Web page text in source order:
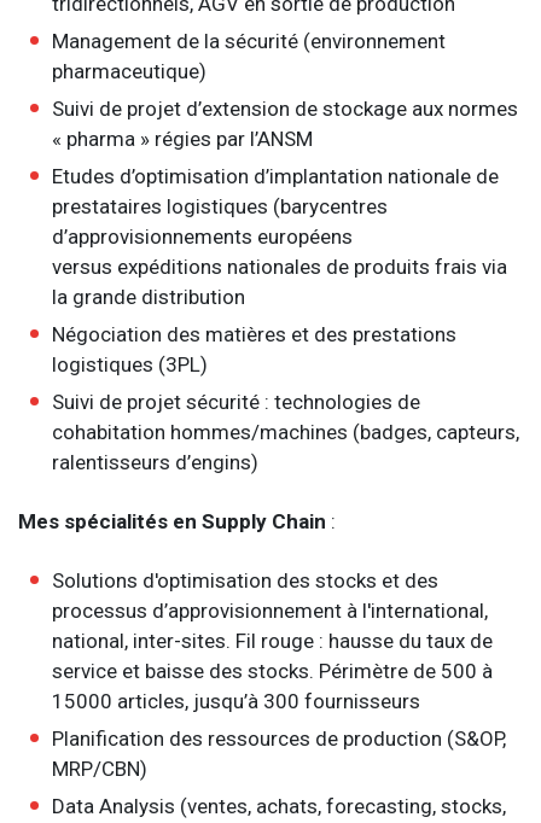
Management de la sécurité (environnement
pharmaceutique)
Suivi de projet d’extension de stockage aux normes
« pharma » régies par l’ANSM
Etudes d’optimisation d’implantation nationale de
prestataires logistiques (barycentres
d’approvisionnements européens
versus expéditions nationales de produits frais via
la grande distribution
Négociation des matières et des prestations
logistiques (3PL)
Suivi de projet sécurité : technologies de
cohabitation hommes/machines (badges, capteurs,
ralentisseurs d’engins)
Mes spécialités en Supply Chain :
Solutions d'optimisation des stocks et des
processus d’approvisionnement à l'international,
national, inter-sites. Fil rouge : hausse du taux de
service et baisse des stocks. Périmètre de 500 à
15000 articles, jusqu’à 300 fournisseurs
Planification des ressources de production (S&OP,
MRP/CBN)
Data Analysis (ventes, achats, forecasting, stocks,